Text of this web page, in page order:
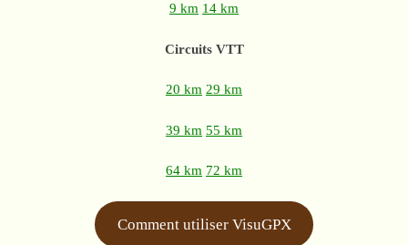
9 km 14 km
Circuits VTT
20 km 29 km
39 km 55 km
64 km 72 km
Comment utiliser VisuGPX